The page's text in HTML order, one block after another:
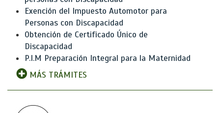
Exención del Impuesto Automotor para
Personas con Discapacidad
Obtención de Certificado Único de
Discapacidad
P.I.M Preparación Integral para la Maternidad
MÁS TRÁMITES